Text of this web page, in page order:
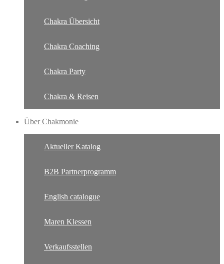
Chakra Übersicht
Chakra Coaching
Chakra Party
Chakra & Reisen
Über Chakmonie
Aktueller Katalog
B2B Partnerprogramm
English catalogue
Maren Klessen
Verkaufsstellen